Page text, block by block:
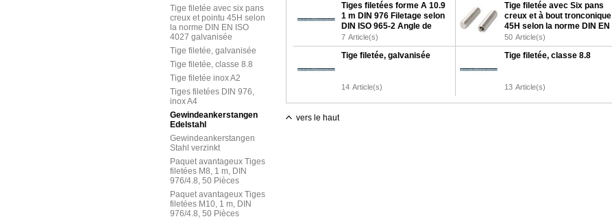
Tige filetée avec six pans
creux et pointu 45H selon
la norme DIN EN ISO
4027 galvanisée
Tige filetée, galvanisée
Tige filetée, classe 8.8
Tige filetée inox A2
Tiges filetées DIN 976,
inox A4
Gewindeankerstangen
Edelstahl
Gewindeankerstangen
Stahl verzinkt
Paquet avantageux Tiges
filetées M8, 1 m, DIN
976/4.8, 50 Pièces
Paquet avantageux Tiges
filetées M10, 1 m, DIN
976/4.8, 50 Pièces
Tiges filetées forme A 10.9
1 m DIN 976 Filetage selon
DIN ISO 965-2 Angle de
flanc 60 degrés Galvanisé
7 Article(s)
Tige filetée avec Six pans
creux et à bout tronconique
45H selon la norme DIN EN
ISO 4026 galvanisée
50 Article(s)
Tige filetée, galvanisée
14 Article(s)
Tige filetée, classe 8.8
13 Article(s)
vers le haut